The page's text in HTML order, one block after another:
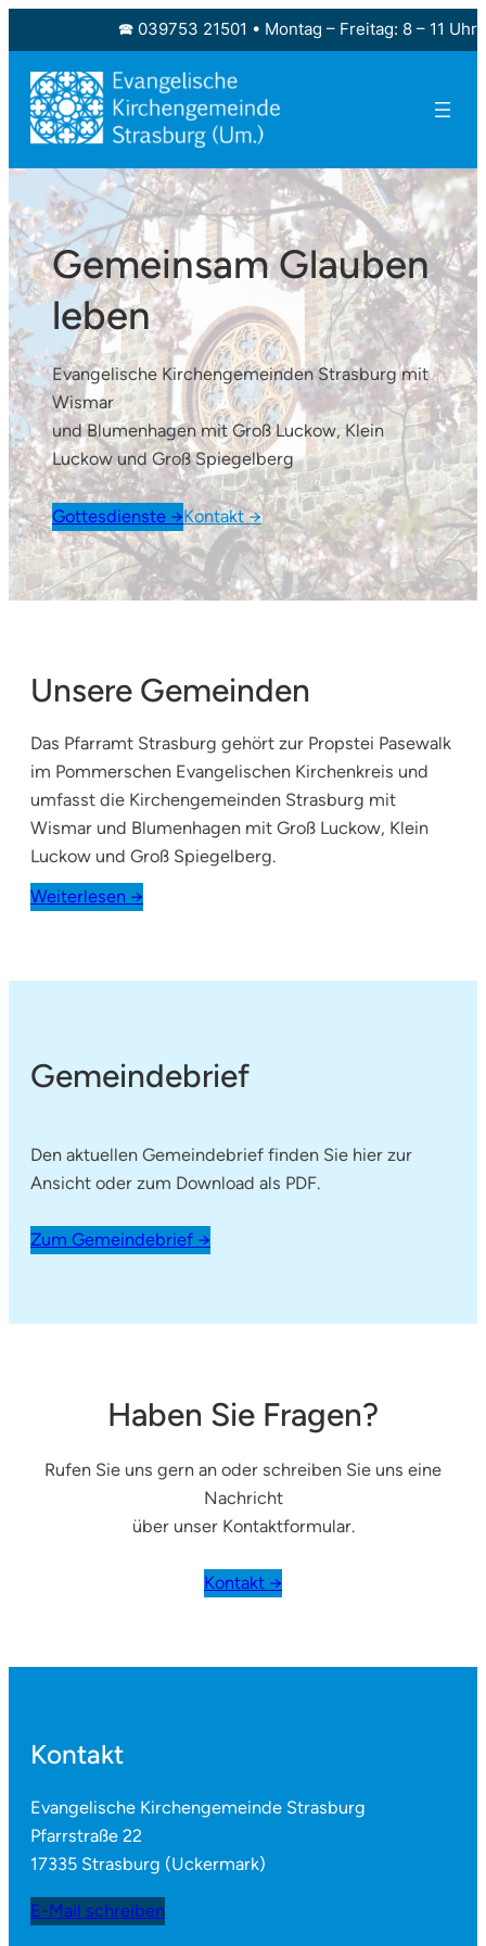
Inhalt
springen
🕿 039753 21501 • Montag – Freitag: 8 – 11 Uhr
Gemeinsam Glauben
leben
Evangelische Kirchengemeinden Strasburg mit
Wismar
und Blumenhagen mit Groß Luckow, Klein
Luckow und Groß Spiegelberg
Gottesdienste →Kontakt →
Unsere Gemeinden
Das Pfarramt Strasburg gehört zur Propstei Pasewalk
im Pommerschen Evangelischen Kirchenkreis und
umfasst die Kirchengemeinden Strasburg mit
Wismar und Blumenhagen mit Groß Luckow, Klein
Luckow und Groß Spiegelberg.
Weiterlesen →
Gemeindebrief
Den aktuellen Gemeindebrief finden Sie hier zur
Ansicht oder zum Download als PDF.
Zum Gemeindebrief →
Haben Sie Fragen?
Rufen Sie uns gern an oder schreiben Sie uns eine
Nachricht
über unser Kontaktformular.
Kontakt →
Kontakt
Evangelische Kirchengemeinde Strasburg
Pfarrstraße 22
17335 Strasburg (Uckermark)
E-Mail schreiben